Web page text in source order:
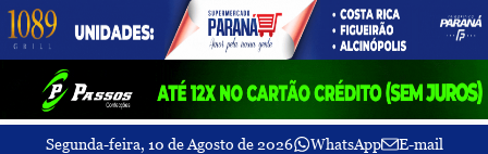
Segunda-feira, 10 de Agosto de 2026 WhatsApp E-mail
Fechar Menu